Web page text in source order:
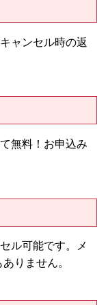
ャンセル時の返
無料！お申込み
ル可能です。メ
りません。